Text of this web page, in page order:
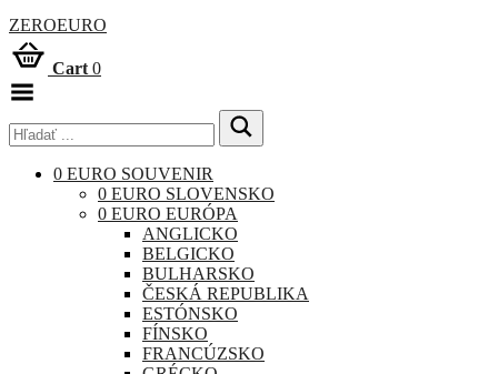
ZEROEURO
Cart 0
0 EURO SOUVENIR
0 EURO SLOVENSKO
0 EURO EURÓPA
ANGLICKO
BELGICKO
BULHARSKO
ČESKÁ REPUBLIKA
ESTÓNSKO
FÍNSKO
FRANCÚZSKO